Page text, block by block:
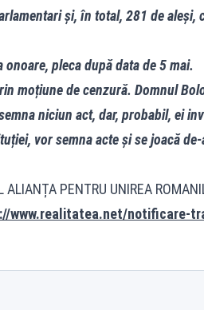
și, în total, 281 de aleși,
pleca după data de 5 mai.
moțiune de cenzură. Domnul
niciun act, dar, probabil, ei
vor semna acte și se joacă de-
PENTRU UNIREA
www.realitatea.net/notificare-